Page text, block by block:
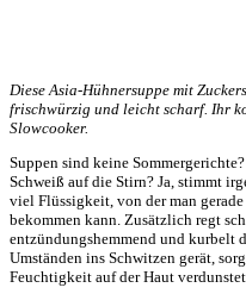
Diese Asia-Hühnersuppe mit
frischwürzig und leicht scharf. Ihr
Slowcooker.
Suppen sind keine
Schweiß auf die Stirn? Ja, stimmt
viel Flüssigkeit, von der man
bekommen kann. Zusätzlich regt
entzündungshemmend und kurbelt
Umständen ins Schwitzen gerät,
Feuchtigkeit auf der Haut